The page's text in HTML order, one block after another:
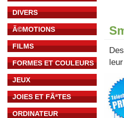
DIVERS
Ã©MOTIONS
FILMS
FORMES ET COULEURS
JEUX
JOIES ET FÃªTES
ORDINATEUR